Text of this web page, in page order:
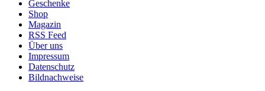
Geschenke
Shop
Magazin
RSS Feed
Über uns
Impressum
Datenschutz
Bildnachweise